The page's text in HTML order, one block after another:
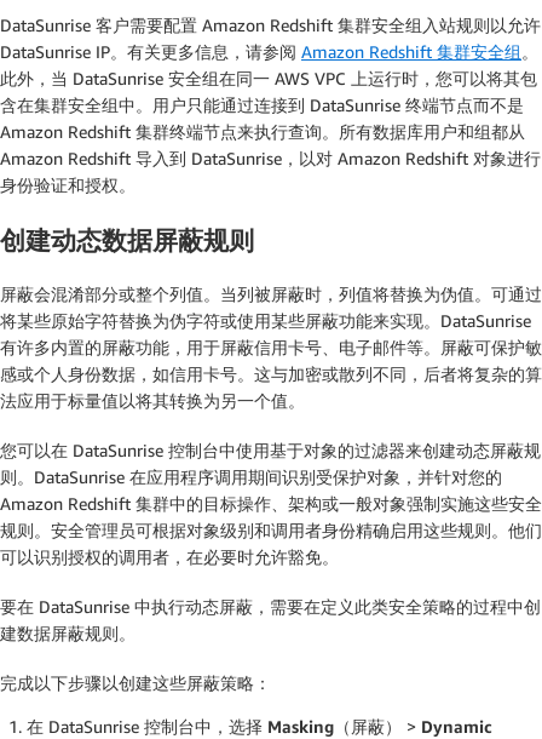
DataSunrise 客户需要配置 Amazon Redshift 集群安全组入站规则以允许
DataSunrise IP。有关更多信息，请参阅 Amazon Redshift 集群安全组 。
此外，当 DataSunrise 安全组在同一 AWS VPC 上运行时，您可以将其包
含在集群安全组中。用户只能通过连接到 DataSunrise 终端节点而不是
Amazon Redshift 集群终端节点来执行查询。所有数据库用户和组都从
Amazon Redshift 导入到 DataSunrise，以对 Amazon Redshift 对象进行
身份验证和授权。
创建动态数据屏蔽规则
屏蔽会混淆部分或整个列值。当列被屏蔽时，列值将替换为伪值。可通过
将某些原始字符替换为伪字符或使用某些屏蔽功能来实现。DataSunrise
有许多内置的屏蔽功能，用于屏蔽信用卡号、电子邮件等。屏蔽可保护敏
感或个人身份数据，如信用卡号。这与加密或散列不同，后者将复杂的算
法应用于标量值以将其转换为另一个值。
您可以在 DataSunrise 控制台中使用基于对象的过滤器来创建动态屏蔽规
则。DataSunrise 在应用程序调用期间识别受保护对象，并针对您的
Amazon Redshift 集群中的目标操作、架构或一般对象强制实施这些安全
规则。安全管理员可根据对象级别和调用者身份精确启用这些规则。他们
可以识别授权的调用者，在必要时允许豁免。
要在 DataSunrise 中执行动态屏蔽，需要在定义此类安全策略的过程中创
建数据屏蔽规则。
完成以下步骤以创建这些屏蔽策略：
在 DataSunrise 控制台中，选择 Masking（屏蔽） > Dynamic